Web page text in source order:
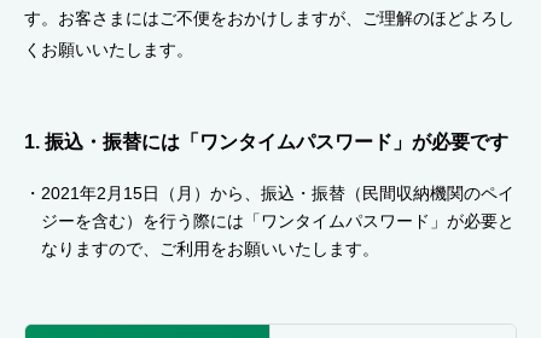
す。お客さまにはご不便をおかけしますが、ご理解のほどよろし
くお願いいたします。
1. 振込・振替には「ワンタイムパスワード」が必要です
2021年2月15日（月）から、振込・振替（民間収納機関のペイ
ジーを含む）を行う際には「ワンタイムパスワード」が必要と
なりますので、ご利用をお願いいたします。